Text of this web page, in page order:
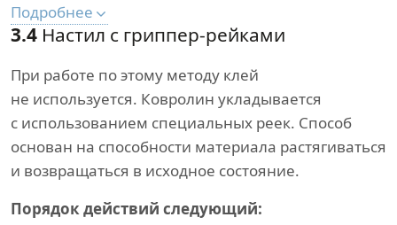
Подробнее
3.4 Настил с гриппер-рейками
При работе по этому методу клей
не используется. Ковролин укладывается
с использованием специальных реек. Способ
основан на способности материала растягиваться
и возвращаться в исходное состояние.
Порядок действий следующий: